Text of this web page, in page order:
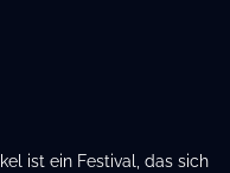
ist ein Festival, das sich